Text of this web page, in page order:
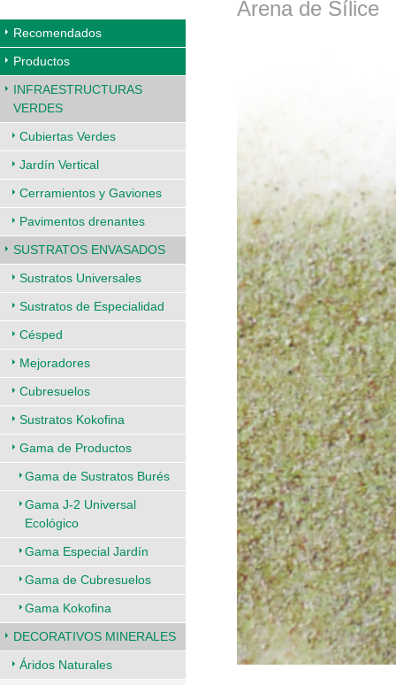
Arena de Sílice
Recomendados
Productos
INFRAESTRUCTURAS
VERDES
Cubiertas Verdes
Jardín Vertical
Cerramientos y Gaviones
Pavimentos drenantes
SUSTRATOS ENVASADOS
Sustratos Universales
Sustratos de Especialidad
Césped
Mejoradores
Cubresuelos
Sustratos Kokofina
Gama de Productos
Gama de Sustratos Burés
Gama J-2 Universal
Ecológico
Gama Especial Jardín
Gama de Cubresuelos
Gama Kokofina
DECORATIVOS MINERALES
Áridos Naturales